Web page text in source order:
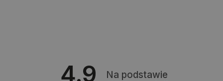
4.9
Na podstawie